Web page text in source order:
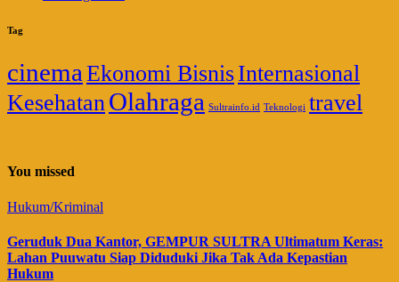
Tag
cinema Ekonomi BisnisInternasional
KesehatanOlahraga Sultrainfo.id Teknologi travel
You missed
Hukum/Kriminal
Geruduk Dua Kantor, GEMPUR SULTRA Ultimatum Keras:
Lahan Puuwatu Siap Diduduki Jika Tak Ada Kepastian
Hukum